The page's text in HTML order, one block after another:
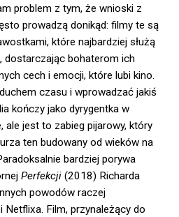
problem z tym, że wnioski z
prowadzą donikąd: filmy te są
które najbardziej służą
dostarczając bohaterom ich
cech i emocji, które lubi kino.
czasu i wprowadzać jakiś
kończy jako dyrygentka w
ale jest to zabieg pijarowy, który
ten budowany od wieków na
bardziej porywa
Perfekcji (2018) Richarda
powodów raczej
Netflixa. Film, przynależący do